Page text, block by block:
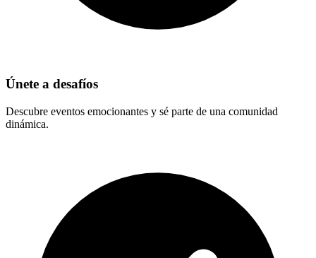
Únete a desafíos
Descubre eventos emocionantes y sé parte de una comunidad
dinámica.